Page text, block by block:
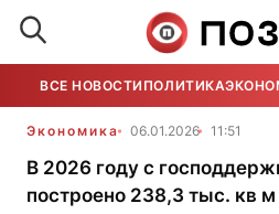
ВСЕ НОВОСТИ ПОЛИТИКА
Экономика 06.01.2026 11:51
В 2026 году с
построено 238,3 тыс. кв